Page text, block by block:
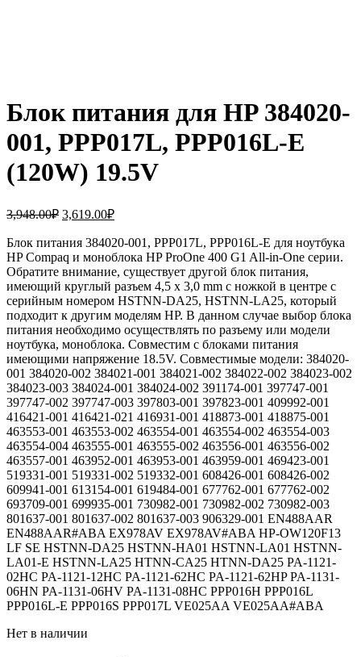
Блок питания для HP 384020-
001, PPP017L, PPP016L-E
(120W) 19.5V
3,948.00₽ Первоначальная
составляла
3,948.00₽.
3,619.00₽Текущая
3,619.00₽.
Блок питания 384020-001, PPP017L, PPP016L-E для ноутбука
HP Compaq и моноблока HP ProOne 400 G1 All-in-One серии.
Обратите внимание, существует другой блок питания,
имеющий круглый разъем 4,5 x 3,0 mm с ножкой в центре с
серийным номером HSTNN-DA25, HSTNN-LA25, который
подходит к другим моделям HP. В данном случае выбор блока
питания необходимо осуществлять по разъему или модели
ноутбука, моноблока. Совместим с блоками питания
имеющими напряжение 18.5V. Совместимые модели: 384020-
001 384020-002 384021-001 384021-002 384022-002 384023-002
384023-003 384024-001 384024-002 391174-001 397747-001
397747-002 397747-003 397803-001 397823-001 409992-001
416421-001 416421-021 416931-001 418873-001 418875-001
463553-001 463553-002 463554-001 463554-002 463554-003
463554-004 463555-001 463555-002 463556-001 463556-002
463557-001 463952-001 463953-001 463959-001 469423-001
519331-001 519331-002 519332-001 608426-001 608426-002
609941-001 613154-001 619484-001 677762-001 677762-002
693709-001 699935-001 730982-001 730982-002 730982-003
801637-001 801637-002 801637-003 906329-001 EN488AAR
EN488AAR#ABA EX978AV EX978AV#ABA HP-OW120F13
LF SE HSTNN-DA25 HSTNN-HA01 HSTNN-LA01 HSTNN-
LA01-E HSTNN-LA25 HTNN-CA25 HTNN-DA25 PA-1121-
02HC PA-1121-12HC PA-1121-62HC PA-1121-62HP PA-1131-
06HN PA-1131-06HV PA-1131-08HC PPP016H PPP016L
PPP016L-E PPP016S PPP017L VE025AA VE025AA#ABA
Нет в наличии